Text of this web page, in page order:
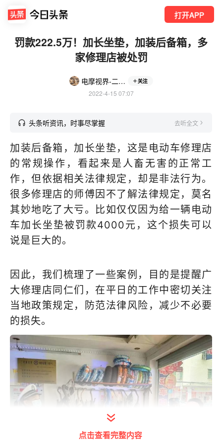
打开APP
罚款222.5万！加长坐垫，加装后备箱，多
家修理店被处罚
电摩视界-二修哥拍车 关注
2022-4-15 07:07
头条听资讯，时事尽掌握 去听全文
加装后备箱，加长坐垫，这是电动车修理店
的常规操作，看起来是人畜无害的正常工
作，但依据相关法律规定，却是非法行为。
很多修理店的师傅因不了解法律规定，莫名
其妙地吃了大亏。比如仅仅因为给一辆电动
车加长坐垫被罚款4000元，这个损失可以
说是巨大的。
因此，我们梳理了一些案例，目的是提醒广
大修理店同仁们，在平日的工作中密切关注
当地政策规定，防范法律风险，减少不必要
的损失。
点击查看完整内容